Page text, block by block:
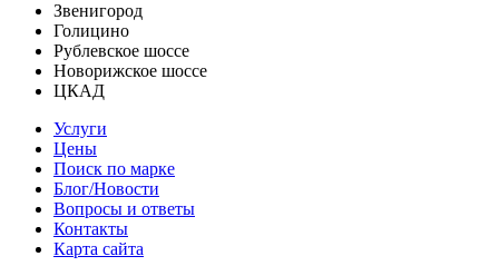
Звенигород
Голицино
Рублевское шоссе
Новорижское шоссе
ЦКАД
Услуги
Цены
Поиск по марке
Блог/Новости
Вопросы и ответы
Контакты
Карта сайта